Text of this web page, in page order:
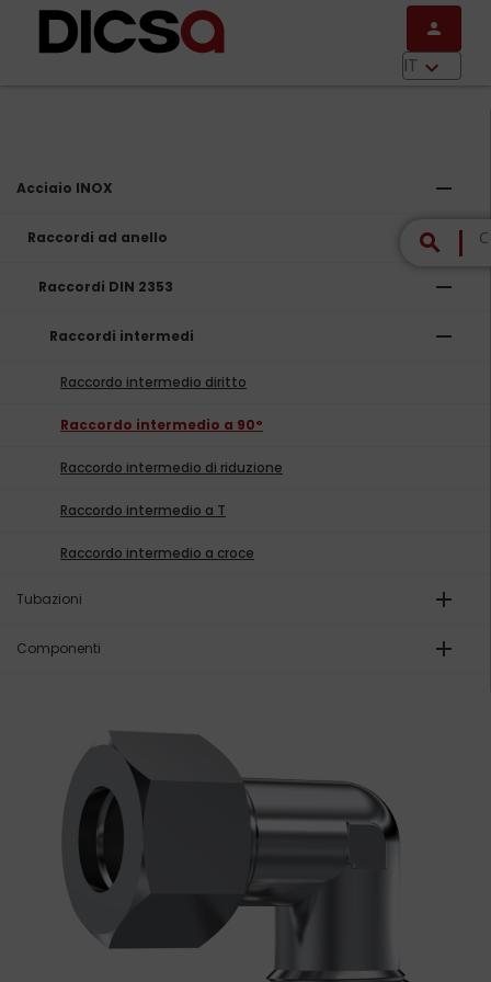
Salta al contenuto principale
person
IT keyboard_arrow_down
search
Acciaio INOX remove
Raccordi ad anello remove
Raccordi DIN 2353 remove
Raccordi intermedi remove
Raccordo intermedio diritto
Raccordo intermedio a 90°
Raccordo intermedio di riduzione
Raccordo intermedio a T
Raccordo intermedio a croce
Tubazioni add
Componenti add